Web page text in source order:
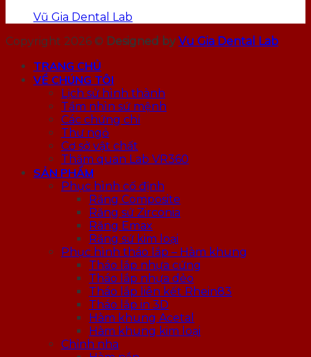
Vũ Gia Dental Lab
Copyright 2026 © Designed by Vu Gia Dental Lab
TRANG CHỦ
VỀ CHÚNG TÔI
Lịch sử hình thành
Tầm nhìn sứ mệnh
Các chứng chỉ
Thư ngỏ
Cơ sở vật chất
Thăm quan Lab VR360
SẢN PHẨM
Phục hình cố định
Răng Composite
Răng sứ Zirconia
Răng Emax
Răng sứ kim loại
Phục hình tháo lắp – Hàm khung
Tháo lắp nhựa cứng
Tháo lắp nhựa dẻo
Tháo lắp liên kết Rhein83
Tháo lắp in 3D
Hàm khung Acetal
Hàm khung kim loại
Chỉnh nha